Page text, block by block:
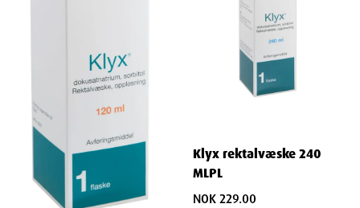
Klyx rektalvæske 240
MLPL
NOK 229.00